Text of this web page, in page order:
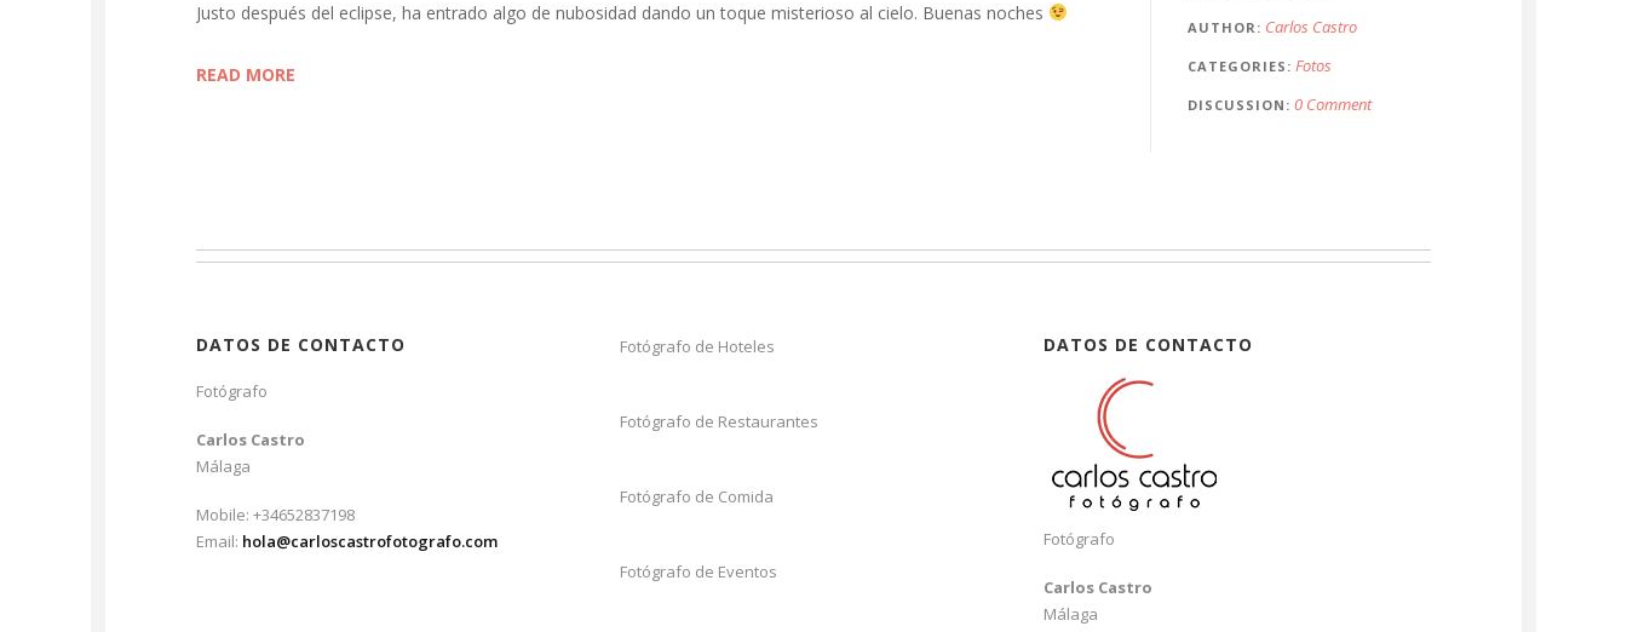
AUTHOR Carlos Castro
CATEGORIES Fotos
DISCUSSION 0 Comment
Justo después del eclipse, ha entrado algo de nubosidad dando un toque misterioso al cielo. Buenas noches
READ MORE
DATOS DE CONTACTO
Fotógrafo
Carlos Castro
Málaga
Mobile: +34652837198
Email: hola@carloscastrofotografo.com
Fotógrafo de Hoteles
Fotógrafo de Restaurantes
Fotógrafo de Comida
Fotógrafo de Eventos
DATOS DE CONTACTO
Fotógrafo
Carlos Castro
Málaga